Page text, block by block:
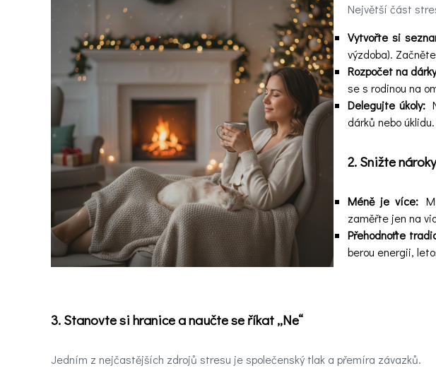
Domů
Látky
ovlivňující
nálady
Novinky
Poradna
chat
nálady
Hledáte
Největší část
Vytvořte si
výzdoba).
Rozpočet na
se s rodinou na
Delegujte úkoly:
dárků nebo
2. Snižte
Méně je více:
zaměřte jen na
Přehodnoťte
berou energii,
3. Stanovte si hranice a naučte se říkat „Ne“
Jedním z nejčastějších zdrojů stresu je společenský tlak a přemíra závazků.